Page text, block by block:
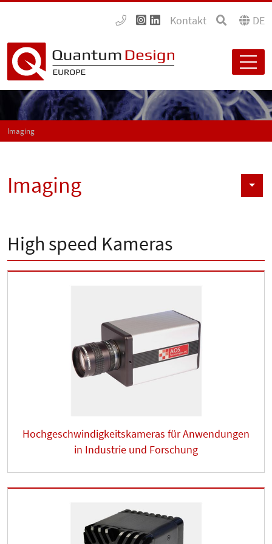
Kontakt DE
Imaging
Imaging
High speed Kameras
Hochgeschwindigkeitskameras für Anwendungen
in Industrie und Forschung